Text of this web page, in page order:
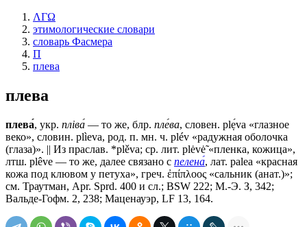
ΛΓΩ
этимологические словари
словарь Фасмера
П
плева
плева
плева́, укр. плiва́ — то же, блр. пле́ва, словен. plẹ́va «глазное
веко», словин. рlìеvа, род. п. мн. ч. plév «радужная оболочка
(глаза)». || Из праслав. *plěva; ср. лит. plėvė̃ «пленка, кожица»,
лтш. plêve — то же, далее связано с пелена́, лат. раlеа «красная
кожа под клювом у петуха», греч. ἐπίπλοος «сальник (анат.)»;
см. Траутман, Арr. Sprd. 400 и сл.; ВSW 222; М.-Э. З, 342;
Вальде-Гофм. 2, 238; Маценауэр, LF 13, 164.